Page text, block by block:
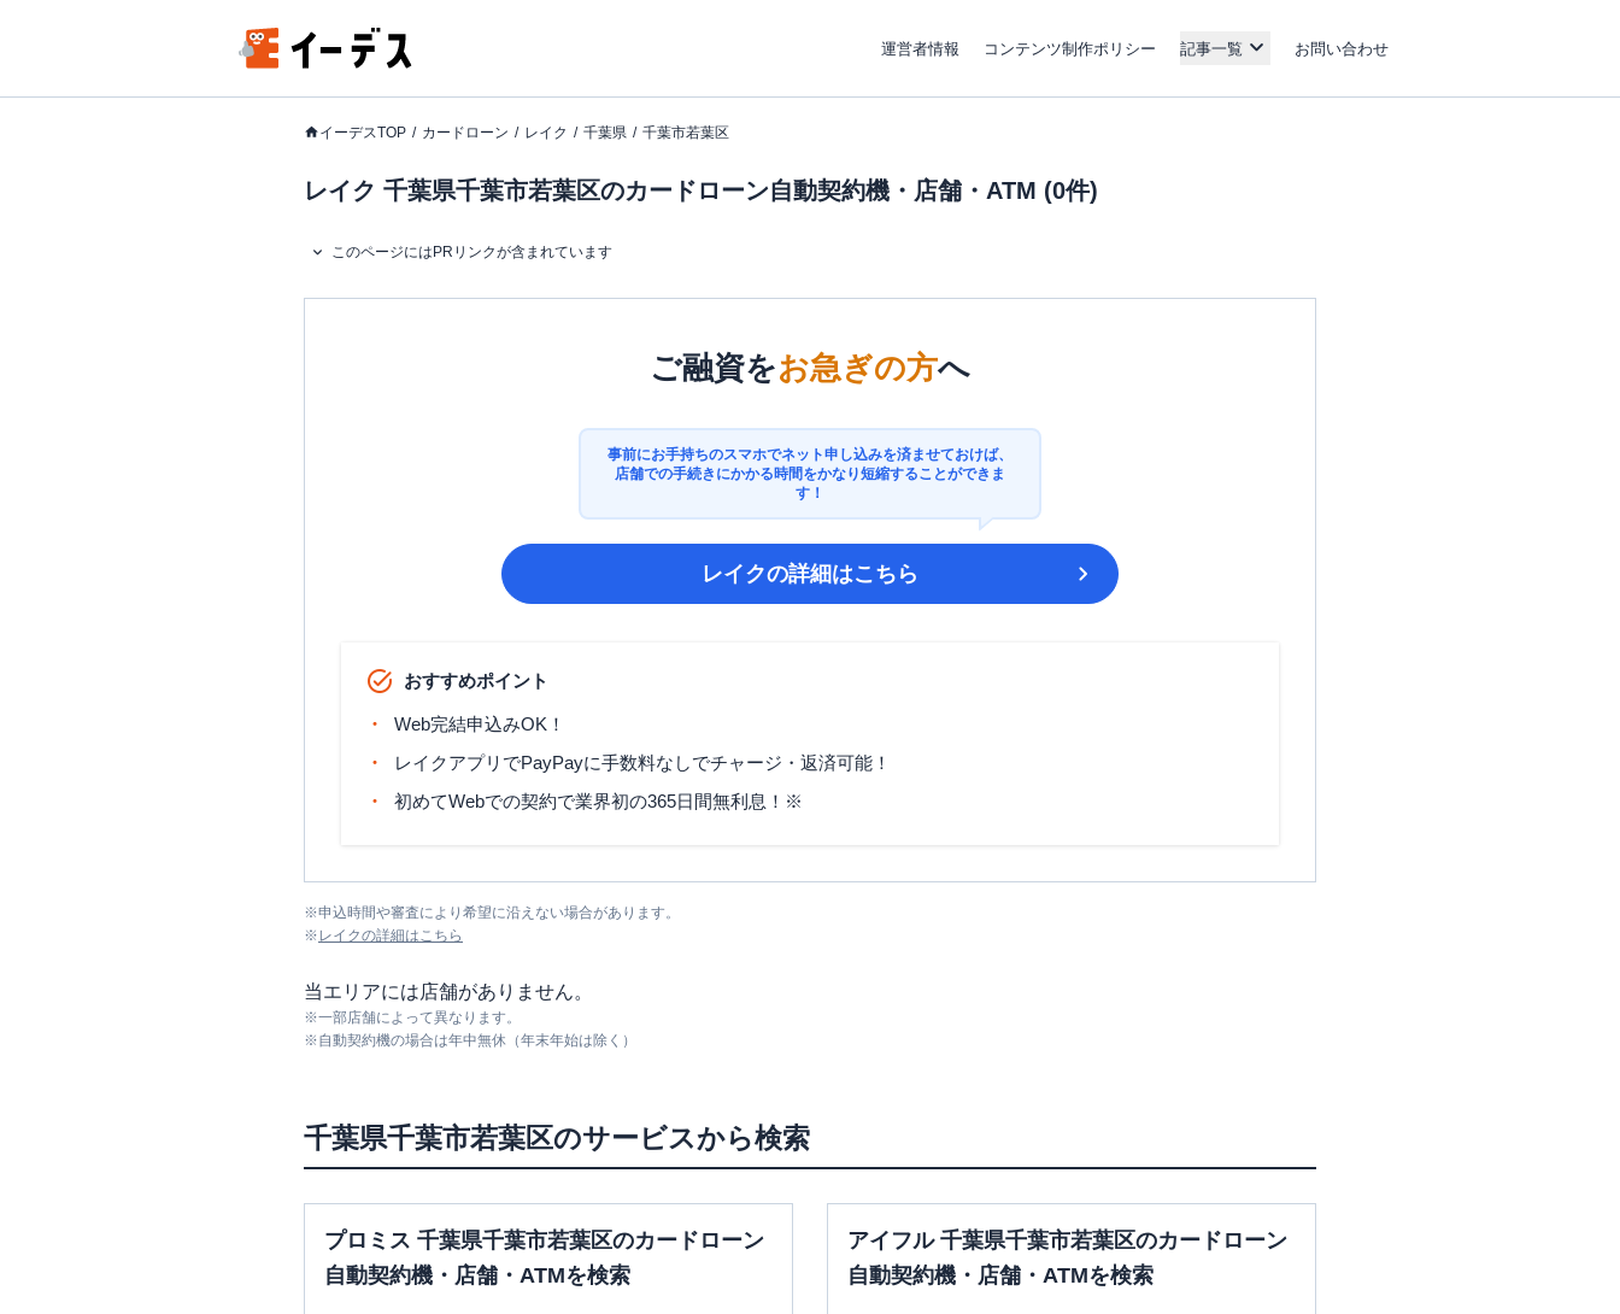
運営者情報 コンテンツ制作ポリシー 記事一覧 お問い合わせ
イーデスTOP カードローン レイク 千葉県 千葉市若葉区
レイク 千葉県千葉市若葉区のカードローン自動契約機・店舗・ATM (0件)
このページにはPRリンクが含まれています
ご融資をお急ぎの方へ
事前にお手持ちのスマホでネット申し込みを済ませておけば、
店舗での手続きにかかる時間をかなり短縮することができま
す！
レイクの詳細はこちら
おすすめポイント
Web完結申込みOK！
レイクアプリでPayPayに手数料なしでチャージ・返済可能！
初めてWebでの契約で業界初の365日間無利息！※
※申込時間や審査により希望に沿えない場合があります。
※ レイクの詳細はこちら
当エリアには店舗がありません。
※一部店舗によって異なります。
※自動契約機の場合は年中無休（年末年始は除く）
千葉県千葉市若葉区のサービスから検索
プロミス 千葉県千葉市若葉区のカードローン
自動契約機・店舗・ATMを検索
アイフル 千葉県千葉市若葉区のカードローン
自動契約機・店舗・ATMを検索